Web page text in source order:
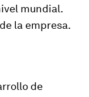
mundial.
la empresa.
de